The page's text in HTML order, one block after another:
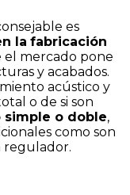
es
la fabricación
el mercado pone
y acabados.
acústico y
o de si son
simple o doble,
como son
regulador.